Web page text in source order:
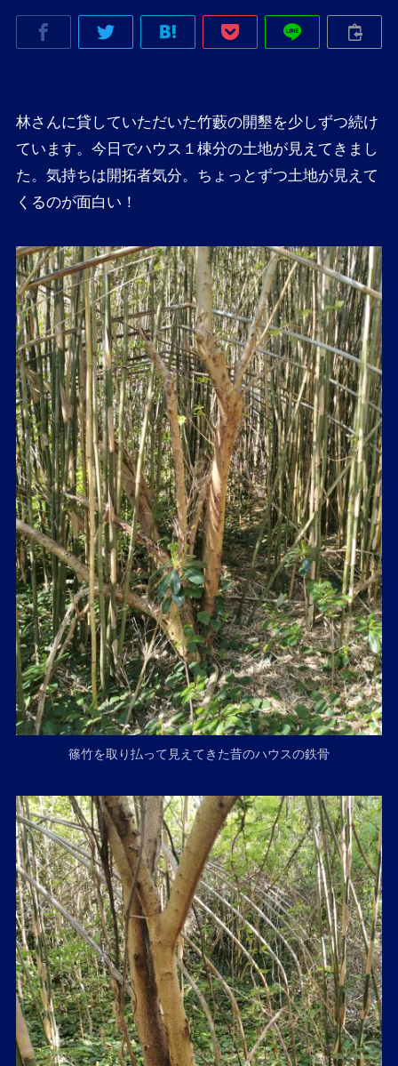
林さんに貸していただいた竹藪の開墾を少しずつ続け
ています。今日でハウス１棟分の土地が見えてきまし
た。気持ちは開拓者気分。ちょっとずつ土地が見えて
くるのが面白い！
篠竹を取り払って見えてきた昔のハウスの鉄骨